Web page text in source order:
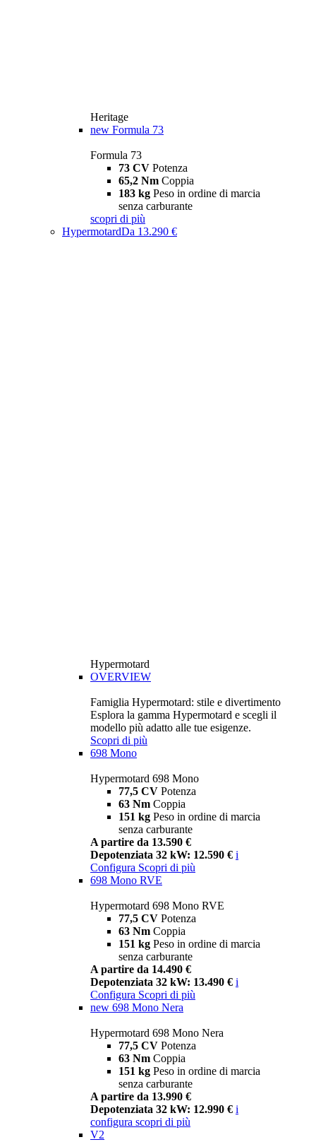
Heritage
new Formula 73
Formula 73
73 CV Potenza
65,2 Nm Coppia
183 kg Peso in ordine di marcia
senza carburante
scopri di più
HypermotardDa 13.290 €
Hypermotard
OVERVIEW
Famiglia Hypermotard: stile e divertimento
Esplora la gamma Hypermotard e scegli il
modello più adatto alle tue esigenze.
Scopri di più
698 Mono
Hypermotard 698 Mono
77,5 CV Potenza
63 Nm Coppia
151 kg Peso in ordine di marcia
senza carburante
A partire da 13.590 €
Depotenziata 32 kW: 12.590 € i
Configura Scopri di più
698 Mono RVE
Hypermotard 698 Mono RVE
77,5 CV Potenza
63 Nm Coppia
151 kg Peso in ordine di marcia
senza carburante
A partire da 14.490 €
Depotenziata 32 kW: 13.490 € i
Configura Scopri di più
new 698 Mono Nera
Hypermotard 698 Mono Nera
77,5 CV Potenza
63 Nm Coppia
151 kg Peso in ordine di marcia
senza carburante
A partire da 13.990 €
Depotenziata 32 kW: 12.990 € i
configura scopri di più
V2